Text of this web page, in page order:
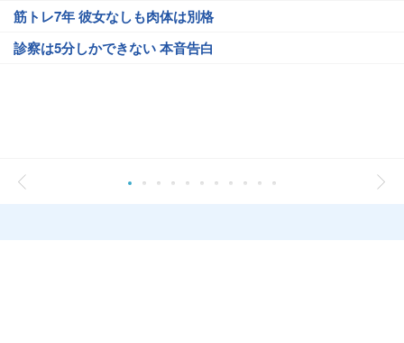
筋トレ7年 彼女なしも肉体は別格
診察は5分しかできない 本音告白